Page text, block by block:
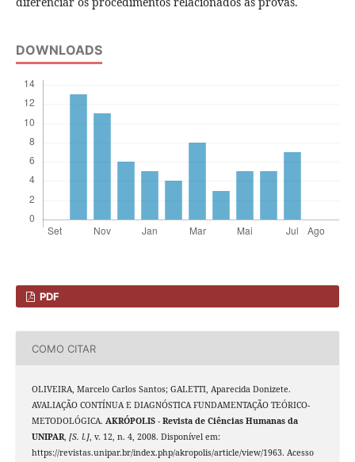
DOWNLOADS
PDF
COMO CITAR
OLIVEIRA, Marcelo Carlos Santos; GALETTI, Aparecida Donizete.
AVALIAÇÃO CONTÍNUA E DIAGNÓSTICA FUNDAMENTAÇÃO TEÓRICO-
METODOLÓGICA. AKRÓPOLIS - Revista de Ciências Humanas da
UNIPAR, [S. l.], v. 12, n. 4, 2008. Disponível em:
https://revistas.unipar.br/index.php/akropolis/article/view/1963. Acesso